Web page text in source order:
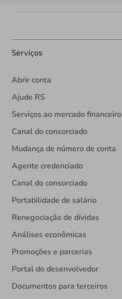
Serviços
Abrir conta
Ajude RS
Serviços ao mercado financeiro
Canal do consorciado
Mudança de número de conta
Agente credenciado
Canal do consorciado
Portabilidade de salário
Renegociação de dívidas
Análises econômicas
Promoções e parcerias
Portal do desenvolvedor
Documentos para terceiros